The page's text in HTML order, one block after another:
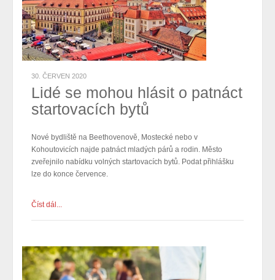
30. ČERVEN 2020
Lidé se mohou hlásit o patnáct
startovacích bytů
Nové bydliště na Beethovenově, Mostecké nebo v
Kohoutovicích najde patnáct mladých párů a rodin. Město
zveřejnilo nabídku volných startovacích bytů. Podat přihlášku
lze do konce července.
Číst dál...